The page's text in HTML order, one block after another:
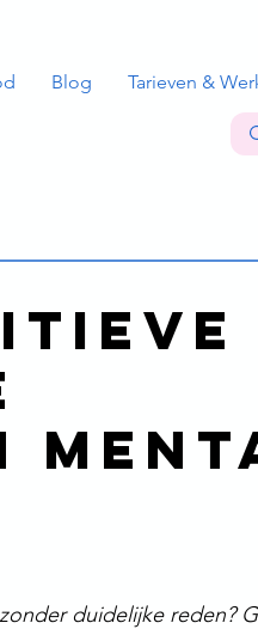
Blog Tarieven &
duidelijke reden?